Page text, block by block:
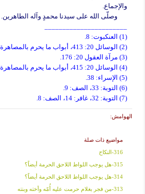
والإجماع.
وصلّى الله على سیدنا محمدٍ وآله الطاهرین.
(1) العنکبوت: 8.
(2) الوسائل 20: 413، أبواب ما یحرم بالمصاهرة، الباب2، ح3.
(3) مرآة العقول 20: 176.
(4) الوسائل 20: 415، أبواب ما یحرم بالمصاهرة، ب2، ح9.
(5) الإسراء: 38.
(6) التوبة: 33، الصف: 9.
(7) التوبة: 32، غافر: 14، الصف: 8.
الهوامش:
مواضيع ذات صلة
316-النکاح
315-هل یوجب اللواط اللاحق الحرمة أیضاً؟
314-هل یوجب اللواط اللاحق الحرمة أیضاً؟
313-من فجر بغلام حرمت علیه أُمّه وأخته وبنته